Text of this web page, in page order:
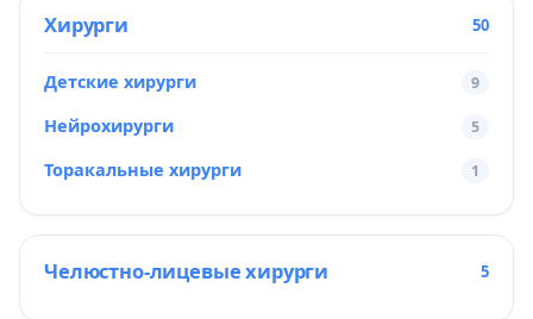
Хирурги 50
Детские хирурги 9
Нейрохирурги 5
Торакальные хирурги 1
Челюстно-лицевые хирурги 5